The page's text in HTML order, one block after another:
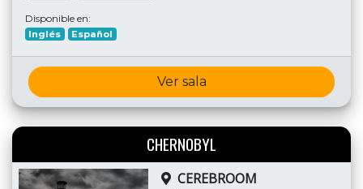
Disponible en:
Inglés Español
Ver sala
CHERNOBYL
CEREBROOM